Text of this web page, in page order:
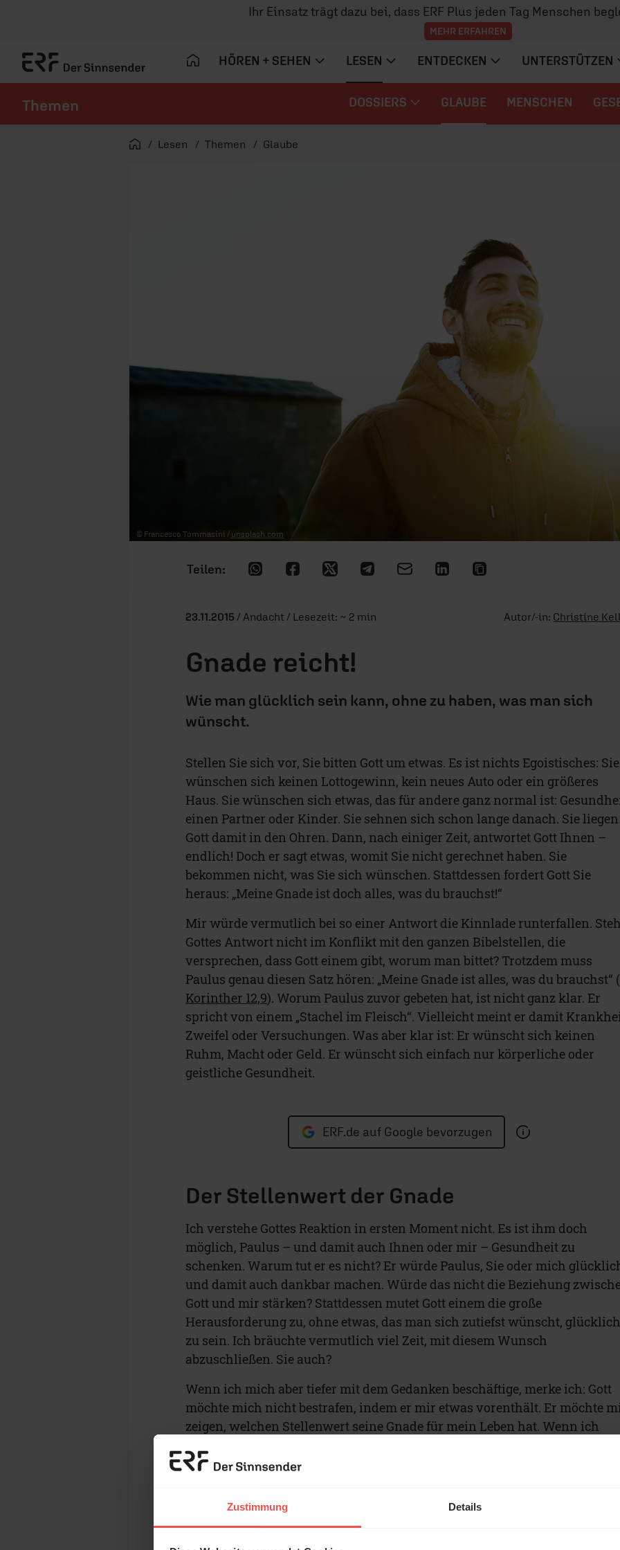
Zustimmung Details
Ihr Einsatz trägt dazu bei, dass ERF Plus jeden Tag Menschen
MEHR ERFAHREN
HÖREN + SEHEN LESEN ENTDECKEN UNTERSTÜTZEN
Themen DOSSIERS GLAUBE MENSCHEN
Startseite
Lesen Themen Glaube
© Francesco Tommasini / unsplash.com
23.11.2015 / Andacht / Lesezeit: ~ 2 min Autor/-in: Christine
Gnade reicht!
Wie man glücklich sein kann, ohne zu haben, was man sich
wünscht.
Stellen Sie sich vor, Sie bitten Gott um etwas. Es ist nichts Egoistisches: Sie
wünschen sich keinen Lottogewinn, kein neues Auto oder ein größeres
Haus. Sie wünschen sich etwas, das für andere ganz normal ist:
einen Partner oder Kinder. Sie sehnen sich schon lange danach. Sie liegen
Gott damit in den Ohren. Dann, nach einiger Zeit, antwortet Gott Ihnen –
endlich! Doch er sagt etwas, womit Sie nicht gerechnet haben. Sie
bekommen nicht, was Sie sich wünschen. Stattdessen fordert Gott Sie
heraus: „Meine Gnade ist doch alles, was du brauchst!“
Mir würde vermutlich bei so einer Antwort die Kinnlade runterfallen.
Gottes Antwort nicht im Konflikt mit den ganzen Bibelstellen, die
versprechen, dass Gott einem gibt, worum man bittet? Trotzdem muss
Paulus genau diesen Satz hören: „Meine Gnade ist alles, was du brauchst“ (
Korinther 12,9). Worum Paulus zuvor gebeten hat, ist nicht ganz klar. Er
spricht von einem „Stachel im Fleisch“. Vielleicht meint er damit
Zweifel oder Versuchungen. Was aber klar ist: Er wünscht sich keinen
Ruhm, Macht oder Geld. Er wünscht sich einfach nur körperliche oder
geistliche Gesundheit.
ERF.de auf Google bevorzugen
Der Stellenwert der Gnade
Ich verstehe Gottes Reaktion in ersten Moment nicht. Es ist ihm doch
möglich, Paulus – und damit auch Ihnen oder mir – Gesundheit zu
schenken. Warum tut er es nicht? Er würde Paulus, Sie oder mich
und damit auch dankbar machen. Würde das nicht die Beziehung
Gott und mir stärken? Stattdessen mutet Gott einem die große
Herausforderung zu, ohne etwas, das man sich zutiefst wünscht,
zu sein. Ich bräuchte vermutlich viel Zeit, mit diesem Wunsch
abzuschließen. Sie auch?
Wenn ich mich aber tiefer mit dem Gedanken beschäftige, merke ich: Gott
möchte mich nicht bestrafen, indem er mir etwas vorenthält. Er möchte
zeigen, welchen Stellenwert seine Gnade für mein Leben hat. Wenn ich
in meinem Leben so aus, dass ich glücklich sein kann, ohne alles zu